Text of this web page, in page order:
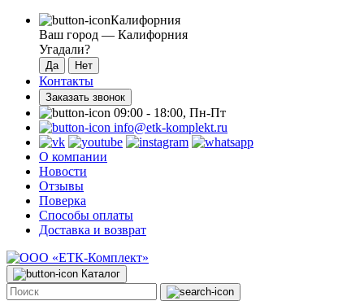
Калифорния
Ваш город — Калифорния
Угадали?
Контакты
Заказать звонок
09:00 - 18:00, Пн-Пт
info@etk-komplekt.ru
О компании
Новости
Отзывы
Поверка
Способы оплаты
Доставка и возврат
Каталог